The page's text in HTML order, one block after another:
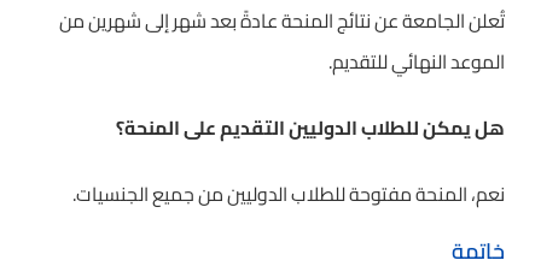
تُعلن الجامعة عن نتائج المنحة عادةً بعد شهر إلى شهرين من
الموعد النهائي للتقديم.
هل يمكن للطلاب الدوليين التقديم على المنحة؟
نعم، المنحة مفتوحة للطلاب الدوليين من جميع الجنسيات.
خاتمة